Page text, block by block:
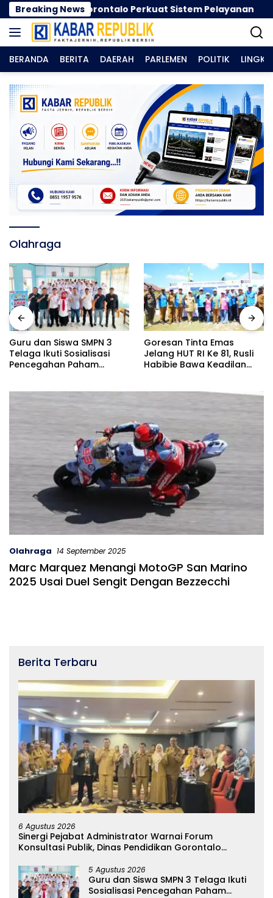
Langsung
ke
konten
Breaking NewsGorontalo Perkuat Sistem Pelayanan
BERANDA BERITA DAERAH PARLEMEN POLITIK
Olahraga
Guru dan Siswa SMPN 3
Telaga Ikuti Sosialisasi
Pencegahan Paham
Goresan Tinta Emas
Jelang HUT RI Ke 81, Rusli
Habibie Bawa Keadilan
Olahraga 14 September 2025
Marc Marquez Menangi MotoGP San Marino
2025 Usai Duel Sengit Dengan Bezzecchi
Berita Terbaru
6 Agustus 2026
Sinergi Pejabat Administrator Warnai Forum
Konsultasi Publik, Dinas Pendidikan Gorontalo
5 Agustus 2026
Guru dan Siswa SMPN 3 Telaga Ikuti
Sosialisasi Pencegahan Paham